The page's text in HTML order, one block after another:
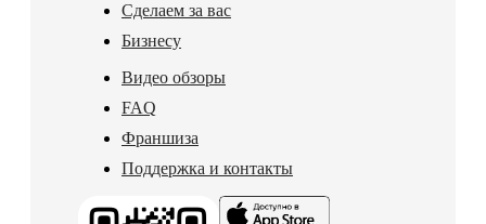
Сделаем за вас
Бизнесу
Видео обзоры
FAQ
Франшиза
Поддержка и контакты